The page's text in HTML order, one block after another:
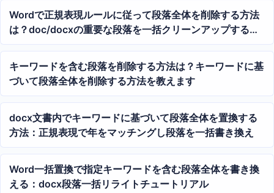
Wordで正規表現ルールに従って段落全体を削除する方法
は？doc/docxの重要な段落を一括クリーンアップする方
法
キーワードを含む段落を削除する方法は？キーワードに基
づいて段落全体を削除する方法を教えます
docx文書内でキーワードに基づいて段落全体を置換する
方法：正規表現で年をマッチングし段落を一括書き換え
Word一括置換で指定キーワードを含む段落全体を書き換
える：docx段落一括リライトチュートリアル